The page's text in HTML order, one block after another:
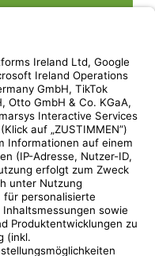
Compliance
ImpressumHelp Center